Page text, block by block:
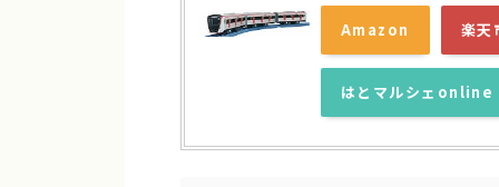
Amazon 楽天
はとマルシェonline